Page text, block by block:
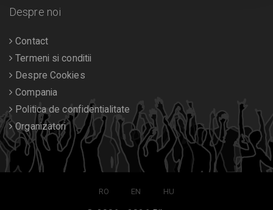
Despre noi
Contact
Termeni si conditii
Despre Cookies
Compania
Politica de confidentialitate
Organizatori
RO EN HU